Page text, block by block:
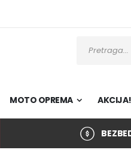
Pretraži
MOTO OPREMA AKCIJA!